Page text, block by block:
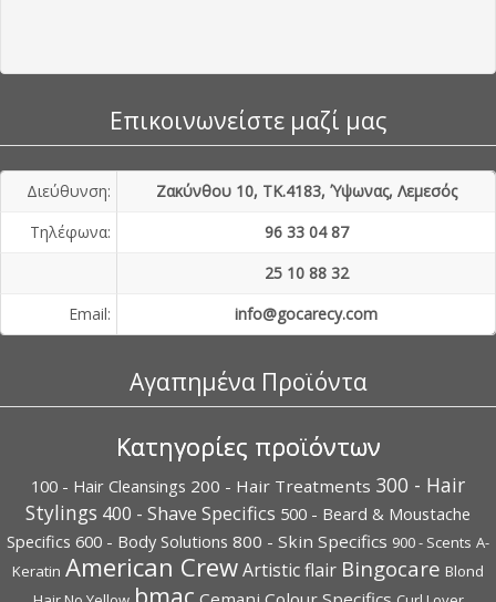
Επικοινωνείστε μαζί μας
Διεύθυνση:
Ζακύνθου 10, ΤΚ.4183, Ύψωνας, Λεμεσός
Τηλέφωνα:
96 33 04 87
25 10 88 32
Εmail:
info@gocarecy.com
Αγαπημένα Προϊόντα
Κατηγορίες προϊόντων
100 - Hair Cleansings 200 - Hair Treatments 300 - Hair
Stylings 400 - Shave Specifics 500 - Beard & Moustache
Specifics 600 - Body Solutions 800 - Skin Specifics 900 - Scents A-
Keratin American CrewArtistic flair Bingocare Blond